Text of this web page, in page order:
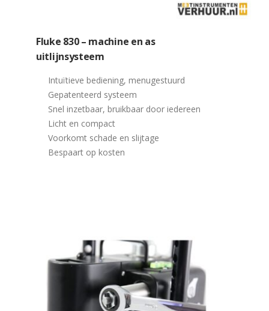
Fluke 830 – machine en as
uitlijnsysteem
Intuïtieve bediening, menugestuurd
Gepatenteerd systeem
Snel inzetbaar, bruikbaar door iedereen
Licht en compact
Voorkomt schade en slijtage
Bespaart op kosten